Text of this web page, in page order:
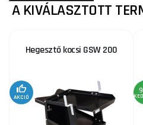
A KIVÁLASZTOTT
Hegesztő kocsi GSW 200
AKCIÓ